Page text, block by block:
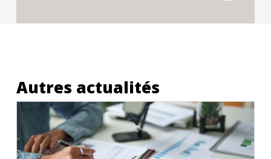
Autres actualités